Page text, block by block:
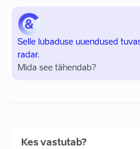
Selle lubaduse uuendused
radar.
Mida see tähendab?
Kes vastutab?